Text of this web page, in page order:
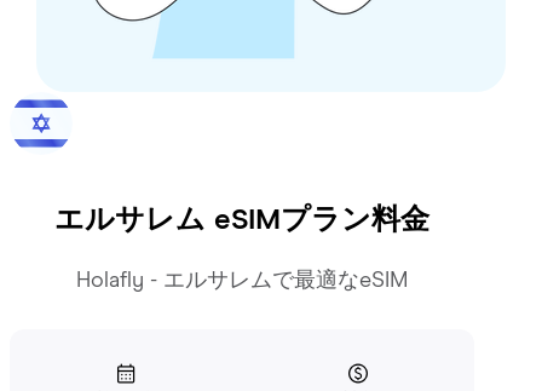
エルサレム eSIMプラン料金
Holafly - エルサレムで最適なeSIM